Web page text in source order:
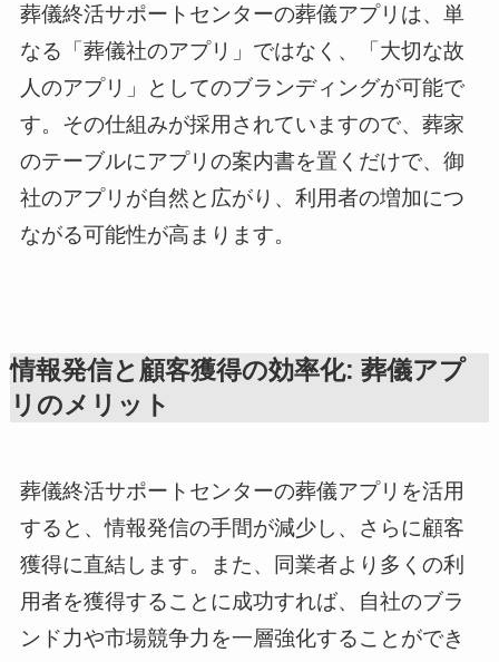
葬儀終活サポートセンターの葬儀アプリは、単
なる「葬儀社のアプリ」ではなく、「大切な故
人のアプリ」としてのブランディングが可能で
す。その仕組みが採用されていますので、葬家
のテーブルにアプリの案内書を置くだけで、御
社のアプリが自然と広がり、利用者の増加につ
ながる可能性が高まります。
情報発信と顧客獲得の効率化: 葬儀アプ
リのメリット
葬儀終活サポートセンターの葬儀アプリを活用
すると、情報発信の手間が減少し、さらに顧客
獲得に直結します。また、同業者より多くの利
用者を獲得することに成功すれば、自社のブラ
ンド力や市場競争力を一層強化することができ